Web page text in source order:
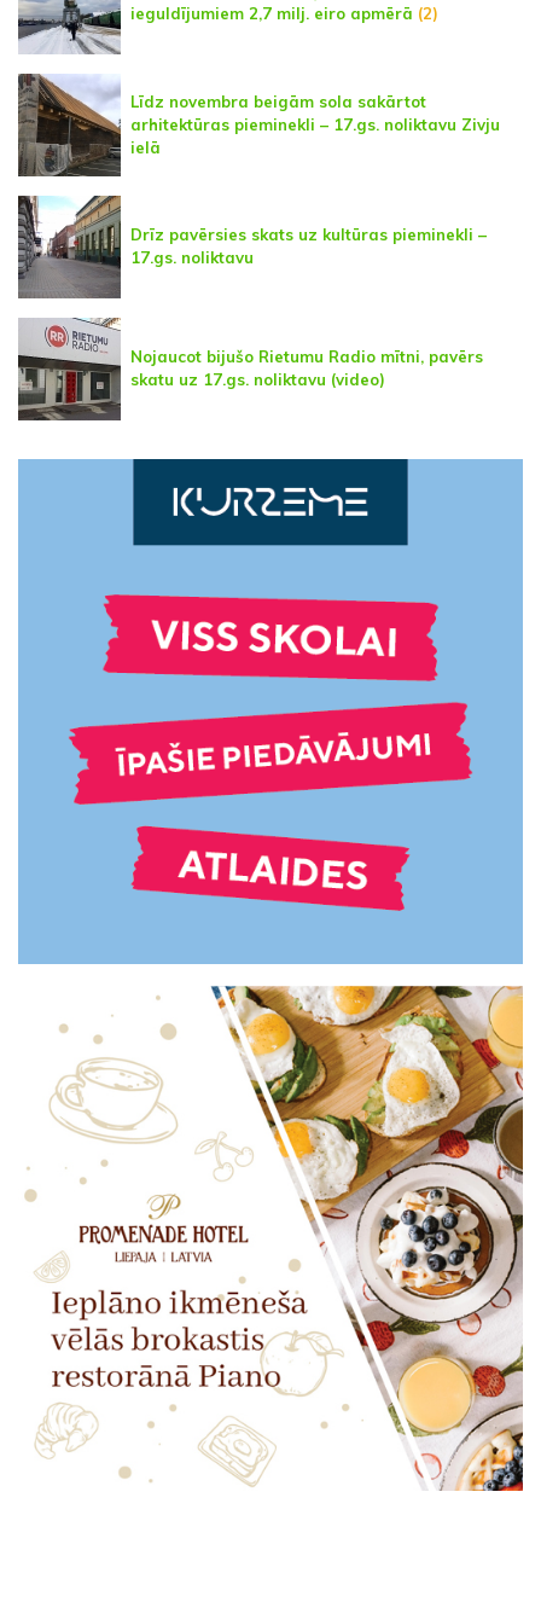
ieguldījumiem 2,7 milj. eiro apmērā (2)
Līdz novembra beigām sola sakārtot
arhitektūras pieminekli – 17.gs. noliktavu Zivju
ielā
Drīz pavērsies skats uz kultūras pieminekli –
17.gs. noliktavu
Nojaucot bijušo Rietumu Radio mītni, pavērs
skatu uz 17.gs. noliktavu (video)